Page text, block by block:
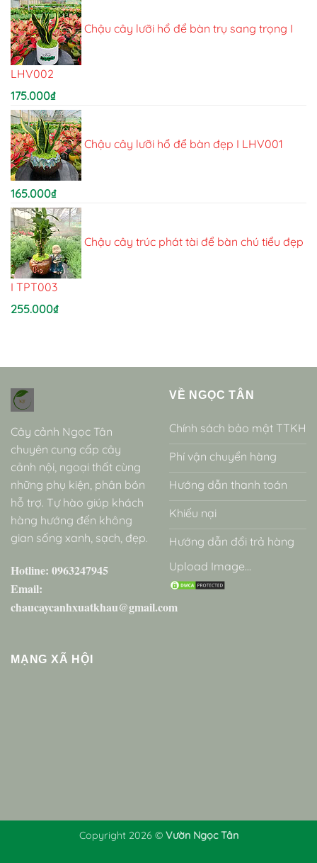
Chậu cây lưỡi hổ để bàn trụ sang trọng I
LHV002
175.000₫
Chậu cây lưỡi hổ để bàn đẹp I LHV001
165.000₫
Chậu cây trúc phát tài để bàn chú tiểu đẹp
I TPT003
255.000₫
Cây cảnh Ngọc Tân
chuyên cung cấp cây
cảnh nội, ngoại thất cùng
những phụ kiện, phân bón
hỗ trợ. Tự hào giúp khách
hàng hướng đến không
gian sống xanh, sạch, đẹp.
Hotline: 0963247945
Email:
chaucaycanhxuatkhau@gmail.com
VỀ NGỌC TÂN
Chính sách bảo mật TTKH
Phí vận chuyển hàng
Hướng dẫn thanh toán
Khiếu nại
Hướng dẫn đổi trả hàng
Upload Image...
MẠNG XÃ HỘI
Copyright 2026 © Vườn Ngọc Tân